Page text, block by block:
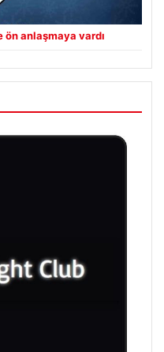
ön anlaşmaya vardı